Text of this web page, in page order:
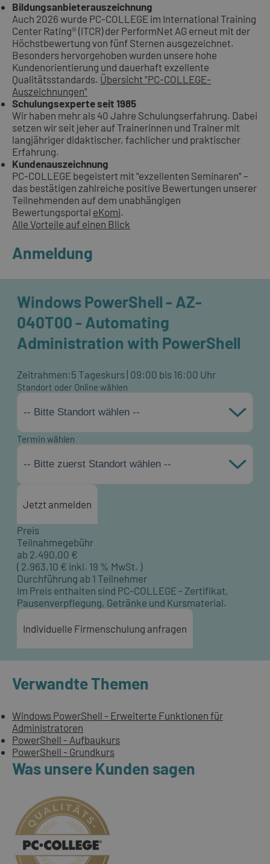
Bildungsanbieterauszeichnung
Auch 2026 wurde PC-COLLEGE im International Training
Center Rating® (ITCR) der PerformNet AG erneut mit der
Höchstbewertung von fünf Sternen ausgezeichnet.
Besonders hervorgehoben wurden unsere hohe
Kundenorientierung und dauerhaft exzellente
Qualitätsstandards. Übersicht "PC-COLLEGE-
Auszeichnungen"
Schulungsexperte seit 1985
Wir haben mehr als 40 Jahre Schulungserfahrung. Dabei
setzen wir seit jeher auf Trainerinnen und Trainer mit
langjähriger didaktischer, fachlicher und praktischer
Erfahrung.
Kundenauszeichnung
PC-COLLEGE begeistert mit "exzellenten Seminaren" –
das bestätigen zahlreiche positive Bewertungen unserer
Teilnehmenden auf dem unabhängigen
Bewertungsportal eKomi.
Alle Vorteile auf einen Blick
Anmeldung
Windows PowerShell - AZ-
040T00 - Automating
Administration with PowerShell
Zeitrahmen:5 Tageskurs | 09:00 bis 16:00 Uhr
Standort oder Online wählen
-- Bitte Standort wählen --
Termin wählen
-- Bitte zuerst Standort wählen --
Jetzt anmelden
Preis
Teilnahmegebühr
ab 2.490,00 €
( 2.963,10 € inkl. 19 % MwSt. )
Durchführung ab 1 Teilnehmer
Im Preis enthalten sind PC-COLLEGE - Zertifikat,
Pausenverpflegung, Getränke und Kursmaterial.
Individuelle Firmenschulung anfragen
Verwandte Themen
Windows PowerShell - Erweiterte Funktionen für
Administratoren
PowerShell - Aufbaukurs
PowerShell - Grundkurs
Was unsere Kunden sagen